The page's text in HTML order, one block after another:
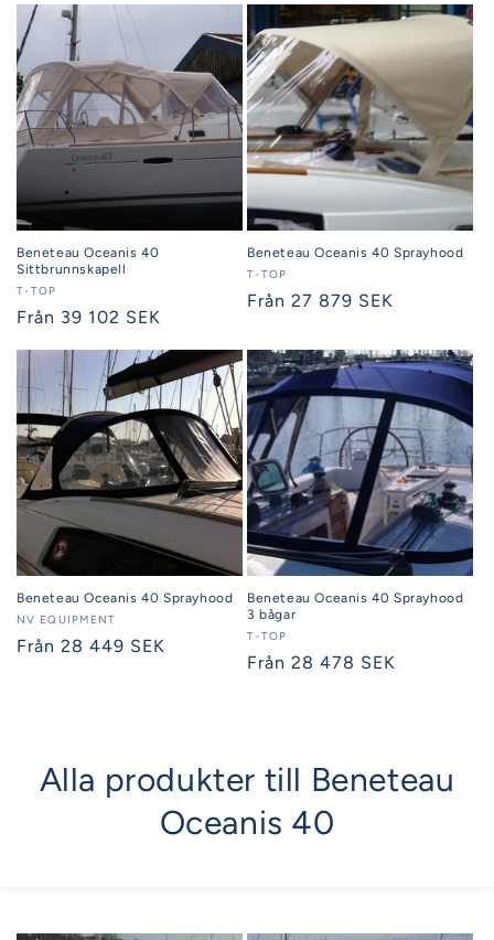
Beneteau Oceanis 40
Sittbrunnskapell
Säljare:
T-TOP
Ordinarie
Från 39 102 SEK
Beneteau Oceanis 40 Sprayhood
Säljare:
T-TOP
Ordinarie
Från 27 879 SEK
Beneteau Oceanis 40 Sprayhood
Säljare:
NV EQUIPMENT
Ordinarie
Från 28 449 SEK
Beneteau Oceanis 40 Sprayhood
3 bågar
Säljare:
T-TOP
Ordinarie
Från 28 478 SEK
Alla produkter till Beneteau
Oceanis 40